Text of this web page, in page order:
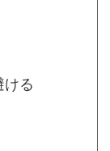
る